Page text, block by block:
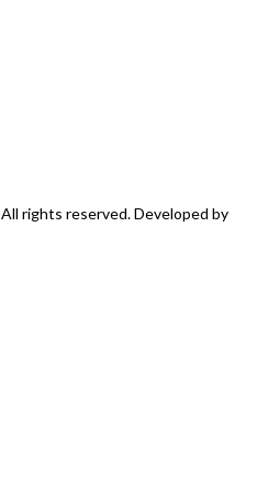
All rights reserved. Developed by